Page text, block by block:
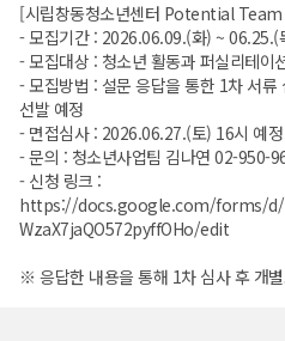
[시립창동청소년센터 Potential Team
- 모집기간 : 2026.06.09.(화) ~ 06.25.(
- 모집대상 : 청소년 활동과 퍼실리테이
- 모집방법 : 설문 응답을 통한 1차 서
선발 예정
- 면접심사 : 2026.06.27.(토) 16시 예정
- 문의 : 청소년사업팀 김나연 02-
- 신청 링크 :
https://docs.google.com/forms/d/
WzaX7jaQO572pyffOHo/edit
※ 응답한 내용을 통해 1차 심사 후 개